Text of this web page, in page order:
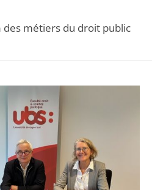
métiers du droit public